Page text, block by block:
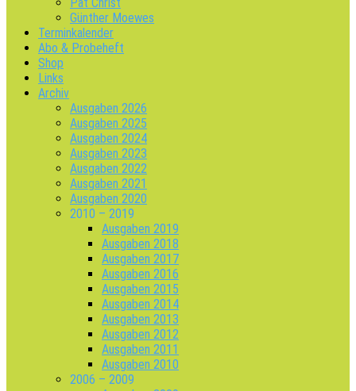
Günther Moewes
Terminkalender
Abo & Probeheft
Shop
Links
Archiv
Ausgaben 2026
Ausgaben 2025
Ausgaben 2024
Ausgaben 2023
Ausgaben 2022
Ausgaben 2021
Ausgaben 2020
2010 – 2019
Ausgaben 2019
Ausgaben 2018
Ausgaben 2017
Ausgaben 2016
Ausgaben 2015
Ausgaben 2014
Ausgaben 2013
Ausgaben 2012
Ausgaben 2011
Ausgaben 2010
2006 – 2009